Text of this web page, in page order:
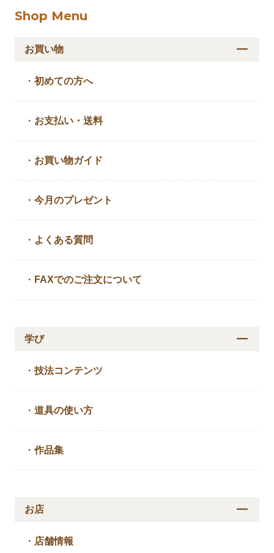
Shop Menu
お買い物
・初めての方へ
・ お支払い・送料
・ お買い物ガイド
・今月のプレゼント
・ よくある質問
・ FAXでのご注文について
学び
・技法コンテンツ
・道具の使い方
・作品集
お店
・ 店舗情報